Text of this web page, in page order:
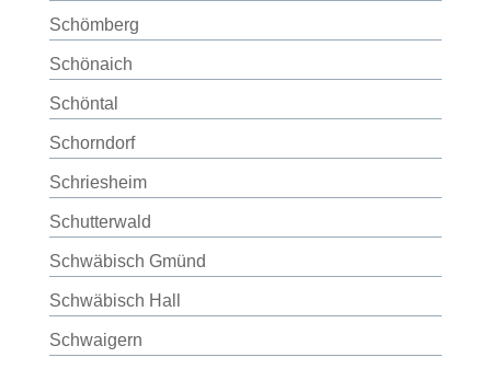
Schömberg
Schönaich
Schöntal
Schorndorf
Schriesheim
Schutterwald
Schwäbisch Gmünd
Schwäbisch Hall
Schwaigern